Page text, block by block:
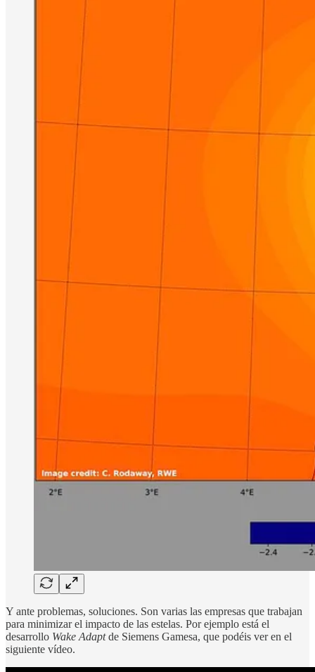
Y ante problemas, soluciones. Son varias las empresas que trabajan
para minimizar el impacto de las estelas. Por ejemplo está el
desarrollo Wake Adaptde Siemens Gamesa, que podéis ver en el
siguiente vídeo.